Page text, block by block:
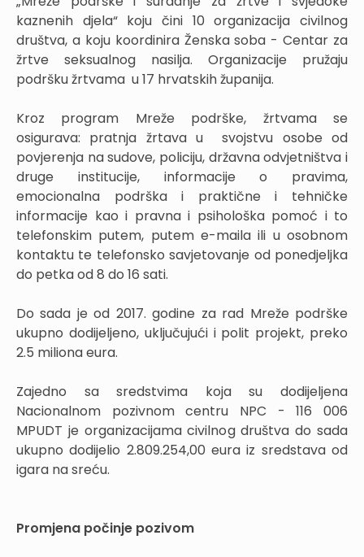
kaznenih djela“ koju čini 10 organizacija civilnog
društva, a koju koordinira Ženska soba - Centar za
žrtve seksualnog nasilja. Organizacije pružaju
podršku žrtvama u 17 hrvatskih županija.
Kroz program Mreže podrške, žrtvama se
osigurava: pratnja žrtava u svojstvu osobe od
povjerenja na sudove, policiju, državna odvjetništva i
druge institucije, informacije o pravima,
emocionalna podrška i praktične i tehničke
informacije kao i pravna i psihološka pomoć i to
telefonskim putem, putem e-maila ili u osobnom
kontaktu te telefonsko savjetovanje od ponedjeljka
do petka od 8 do 16 sati.
Do sada je od 2017. godine za rad Mreže podrške
ukupno dodijeljeno, uključujući i polit projekt, preko
2.5 miliona eura.
Zajedno sa sredstvima koja su dodijeljena
Nacionalnom pozivnom centru NPC - 116 006
MPUDT je organizacijama civilnog društva do sada
ukupno dodijelio 2.809.254,00 eura iz sredstava od
igara na sreću.
Promjena počinje pozivom